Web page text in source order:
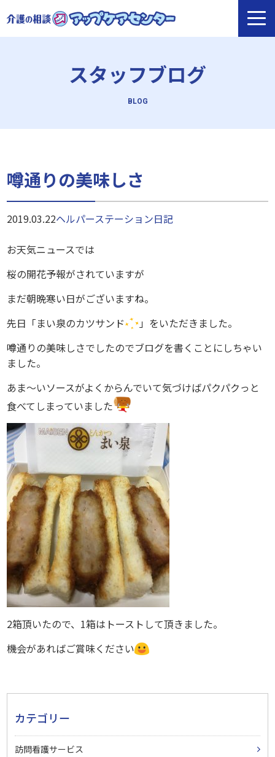
スタッフブログ
噂通りの美味しさ
2019.03.22ヘルパーステーション日記
お天気ニュースでは
桜の開花予報がされていますが
まだ朝晩寒い日がございますね。
先日「まい泉のカツサンド
」をいただきました。
噂通りの美味しさでしたのでブログを書くことにしちゃい
ました。
あま～いソースがよくからんでいて気づけばパクパクっと
食べてしまっていました
2箱頂いたので、1箱はトーストして頂きました。
機会があればご賞味ください
カテゴリー
訪問看護サービス